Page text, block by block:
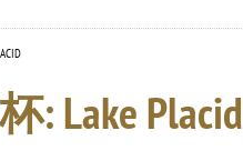
: Lake Placid